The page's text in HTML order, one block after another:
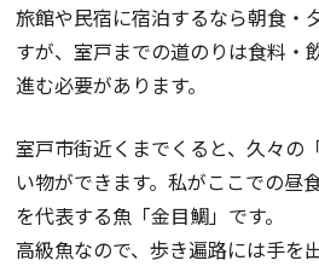
旅館や民宿に宿泊するなら朝食・
すが、室戸までの道のりは食料・
進む必要があります。
室戸市街近くまでくると、久々の
い物ができます。私がここでの昼
を代表する魚「金目鯛」です。
高級魚なので、歩き遍路には手を